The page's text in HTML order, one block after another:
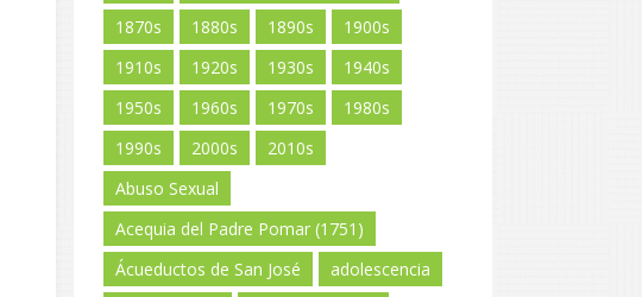
1870s
1880s 1890s
1900s
1910s
1920s 1930s
1940s
1950s
1960s 1970s
1980s
1990s
2000s
2010s
Abuso Sexual
Acequia del Padre Pomar (1751)
Ácueductos de San José
adolescencia